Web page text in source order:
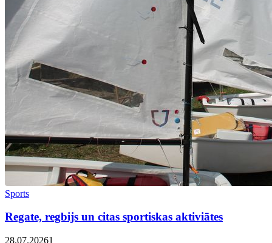
Sports
Regate, regbijs un citas sportiskas aktiviātes
28.07.20261